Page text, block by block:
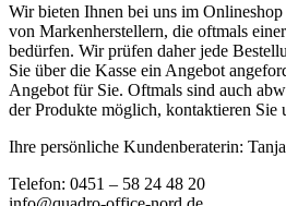
Wir bieten Ihnen bei uns im
von Markenherstellern, die oftmals
bedürfen. Wir prüfen daher jede
Sie über die Kasse ein Angebot
Angebot für Sie. Oftmals sind auch
der Produkte möglich, kontaktieren Sie
Ihre persönliche Kundenberaterin:
Telefon: 0451 – 58 24 48 20